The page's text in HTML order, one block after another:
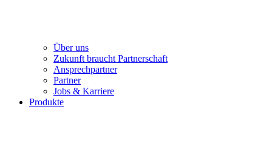
Über uns
Zukunft braucht Partnerschaft
Ansprechpartner
Partner
Jobs & Karriere
Produkte